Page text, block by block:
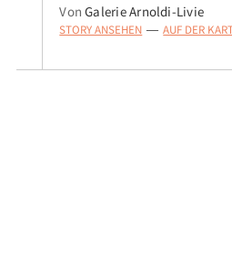
VonGalerie Arnoldi-Livie
STORY ANSEHEN — AUF DER